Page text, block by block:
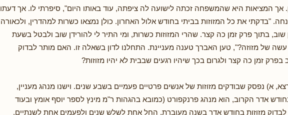
אך המציאות היא שהמשפחה זכתה לישועה לה ציפתה, עוד באותו היום", סיפרתי לו. אך דעתו
"בדקתי את כל המזוזות בביתי בחודש אלול האחרון. כולן נמצאו כשרות למהדרין, ולכאורה
שוב, בתוך פרק זמן כה קצר. שהרי המזוזות כשרות, ומי התיר לי להורידן שוב ולבטל בשעת
של מזוזה?", טען האברך טענה מעניינת. התחלנו לדון בשאלה זו. האם מותר לבדוק
בפרק זמן כה קצר ולגרום בכך שיהיו רגעים שבבית לא יהיו מזוזות?
א) נפסק שבודקים מזוזות של אנשים פרטיים פעמיים בשבע שנים. וישנו מנהג מעניין,
בחודש אדר הקרוב, הוא מנהג פרנקפורט (כמובא בהגהות ר"מ מינץ לספר יוסף אומץ ובעוד
לבדוק מזוזות בחודש אדר בשנה מעוברת, החל אחת לשלש שנים ולפעמים אחת לשנתיים.